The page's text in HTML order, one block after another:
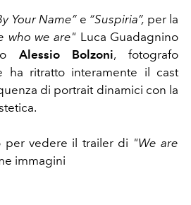
Your Name” e “Suspiria”, per la
who we are" Luca Guadagnino
Alessio Bolzoni, fotografo
ha ritratto interamente il cast
di portrait dinamici con la
per vedere il trailer di "We are
immagini